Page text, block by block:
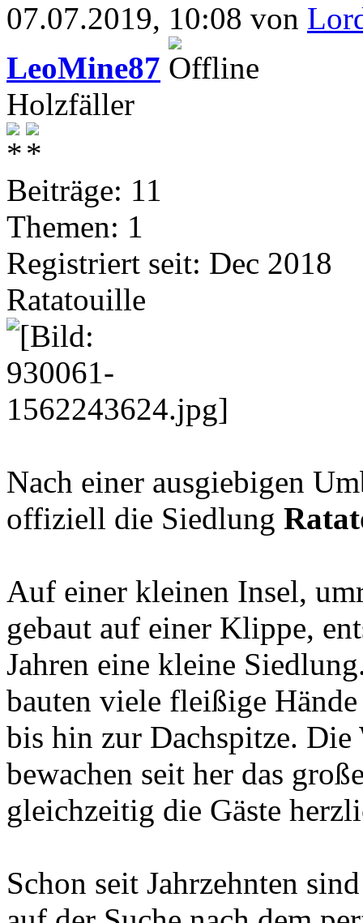
07.07.2019, 10:08 von
LeoMine87
Holzfäller
Beiträge: 11
Themen: 1
Registriert seit: Dec 2018
Ratatouille
Nach einer ausgiebigen
offiziell die Siedlung
Auf einer kleinen Insel,
gebaut auf einer Klippe,
Jahren eine kleine
bauten viele fleißige
bis hin zur Dachspitze.
bewachen seit her das
gleichzeitig die Gäste
Schon seit Jahrzehnten